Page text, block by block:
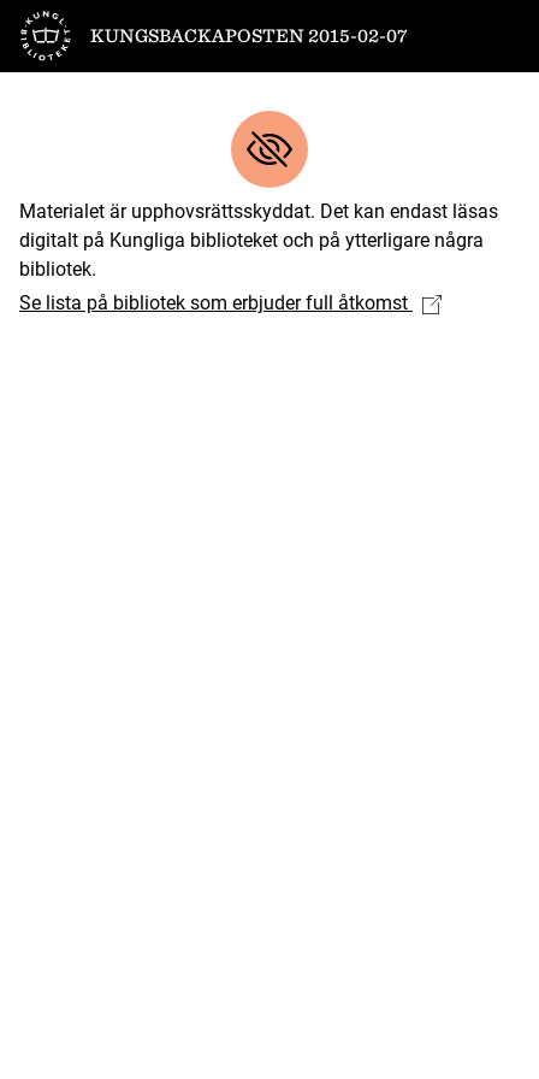
Till startsidan
KUNGSBACKAPOSTEN 2015-02-07
Materialet är upphovsrättsskyddat. Det kan endast läsas
digitalt på Kungliga biblioteket och på ytterligare några
bibliotek.
Se lista på bibliotek som erbjuder full åtkomst